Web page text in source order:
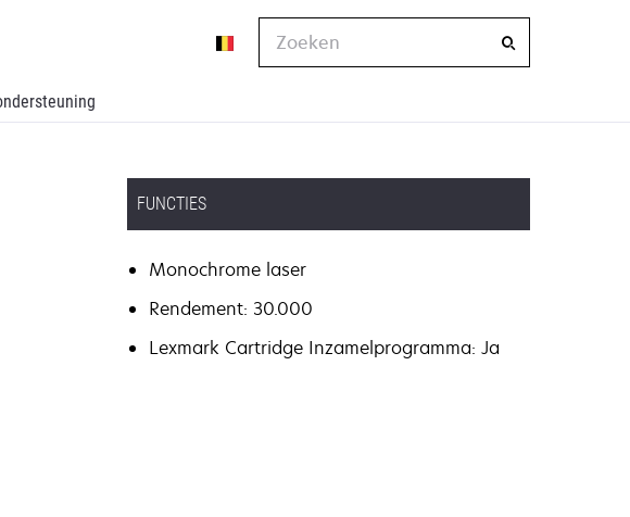
Zoeken
FUNCTIES
Monochrome laser
Rendement: 30.000
Lexmark Cartridge Inzamelprogramma: Ja